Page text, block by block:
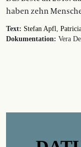
haben zehn
Text: Stefan Apfl
Dokumentation: Vera